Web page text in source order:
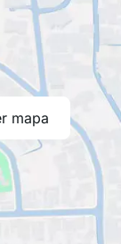
mapa